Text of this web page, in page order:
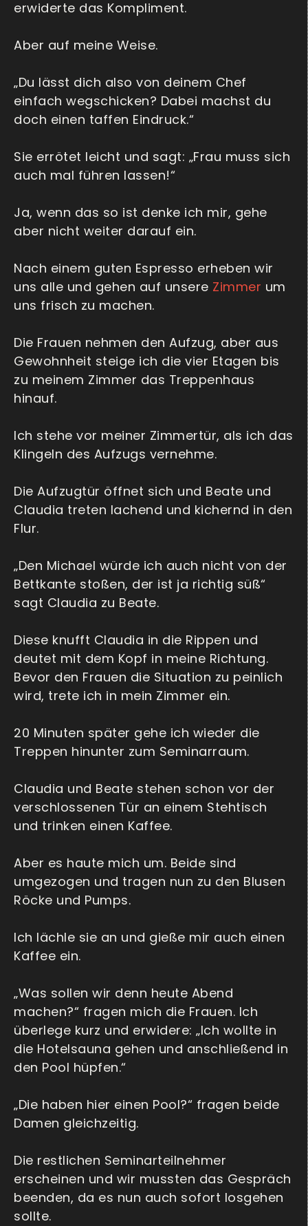
erwiderte das Kompliment.
Aber auf meine Weise.
„Du lässt dich also von deinem Chef
einfach wegschicken? Dabei machst du
doch einen taffen Eindruck.“
Sie errötet leicht und sagt: „Frau muss sich
auch mal führen lassen!“
Ja, wenn das so ist denke ich mir, gehe
aber nicht weiter darauf ein.
Nach einem guten Espresso erheben wir
uns alle und gehen auf unsere Zimmer um
uns frisch zu machen.
Die Frauen nehmen den Aufzug, aber aus
Gewohnheit steige ich die vier Etagen bis
zu meinem Zimmer das Treppenhaus
hinauf.
Ich stehe vor meiner Zimmertür, als ich das
Klingeln des Aufzugs vernehme.
Die Aufzugtür öffnet sich und Beate und
Claudia treten lachend und kichernd in den
Flur.
„Den Michael würde ich auch nicht von der
Bettkante stoßen, der ist ja richtig süß“
sagt Claudia zu Beate.
Diese knufft Claudia in die Rippen und
deutet mit dem Kopf in meine Richtung.
Bevor den Frauen die Situation zu peinlich
wird, trete ich in mein Zimmer ein.
20 Minuten später gehe ich wieder die
Treppen hinunter zum Seminarraum.
Claudia und Beate stehen schon vor der
verschlossenen Tür an einem Stehtisch
und trinken einen Kaffee.
Aber es haute mich um. Beide sind
umgezogen und tragen nun zu den Blusen
Röcke und Pumps.
Ich lächle sie an und gieße mir auch einen
Kaffee ein.
„Was sollen wir denn heute Abend
machen?“ fragen mich die Frauen. Ich
überlege kurz und erwidere: „Ich wollte in
die Hotelsauna gehen und anschließend in
den Pool hüpfen.“
„Die haben hier einen Pool?“ fragen beide
Damen gleichzeitig.
Die restlichen Seminarteilnehmer
erscheinen und wir mussten das Gespräch
beenden, da es nun auch sofort losgehen
sollte.